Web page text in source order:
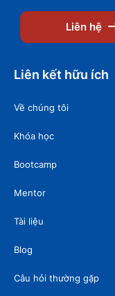
Liên hệ
Liên kết hữu ích
Về chúng tôi
Khóa học
Bootcamp
Mentor
Tài liệu
Blog
Câu hỏi thường gặp